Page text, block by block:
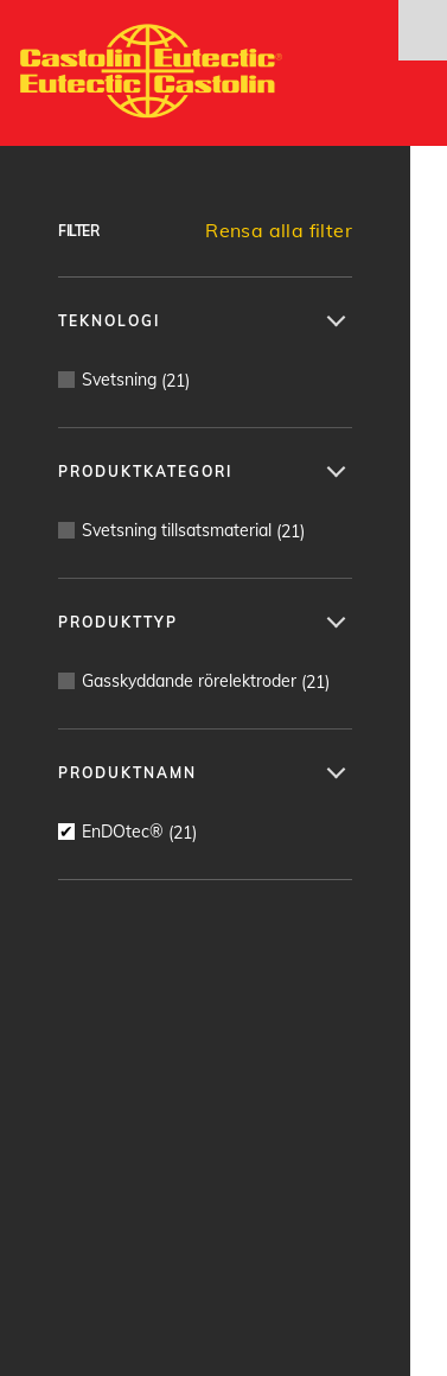
till
huvudinnehåll
FILTER Rensa alla filter
TEKNOLOGI
Svetsning (21)
PRODUKTKATEGORI
Svetsning tillsatsmaterial (21)
PRODUKTTYP
Gasskyddande rörelektroder (21)
PRODUKTNAMN
EnDOtec® (21)